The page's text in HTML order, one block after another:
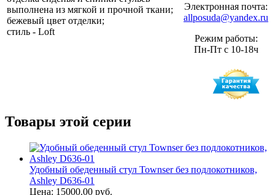
выполнена из мягкой и прочной ткани;
бежевый цвет отделки;
стиль - Loft
Электронная почта:
allposuda@yandex.ru
Режим работы:
Пн-Пт с 10-18ч
Товары этой серии
Удобный обеденный стул Townser без подлокотников,
Ashley D636-01
Цена: 15000.00 руб.